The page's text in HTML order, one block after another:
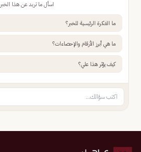
اسأل ما تريد عن هذا الخبر
ما الفكرة الرئيسية للخبر؟
ما هي أبرز الأرقام والإحصاءات؟
كيف يؤثر هذا علي؟